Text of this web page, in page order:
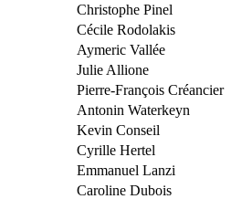
Christophe Pinel
Cécile Rodolakis
Aymeric Vallée
Julie Allione
Pierre-François Créancier
Antonin Waterkeyn
Kevin Conseil
Cyrille Hertel
Emmanuel Lanzi
Caroline Dubois